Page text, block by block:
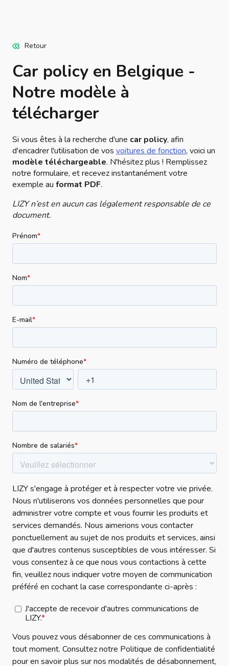
Retour
Car policy en Belgique -
Notre modèle à
télécharger
Si vous êtes à la recherche d'une car policy, afin
d'encadrer l'utilisation de vos voitures de fonction, voici un
modèle téléchargeable. N'hésitez plus ! Remplissez
notre formulaire, et recevez instantanément votre
exemple au format PDF.
LIZY n’est en aucun cas légalement responsable de ce
document.